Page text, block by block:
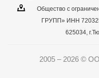
Общество с
ГРУПП» ИНН
625034,
2005 – 2026 ©